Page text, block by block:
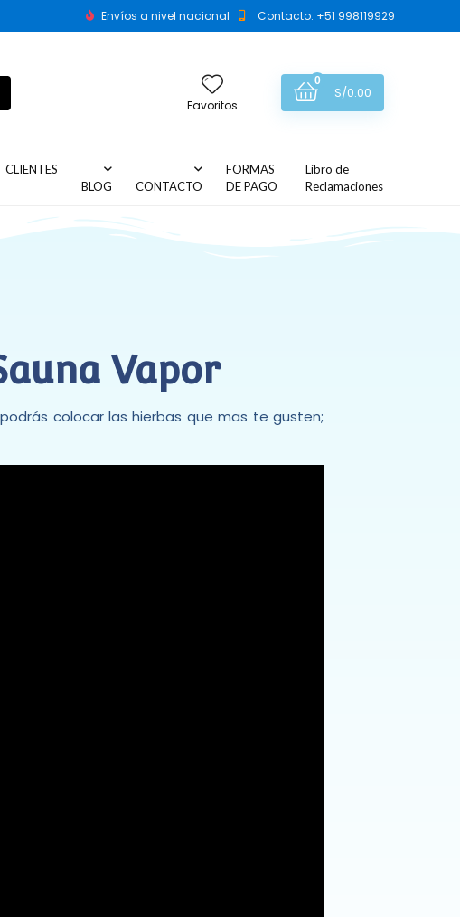
Envíos a nivel nacional Contacto: +51 998119929
Favoritos
0
S/0.00
CLIENTES
BLOG
CONTACTO
FORMAS
DE PAGO
Libro de
Reclamaciones
Vapor
colocar las hierbas que mas te gusten;